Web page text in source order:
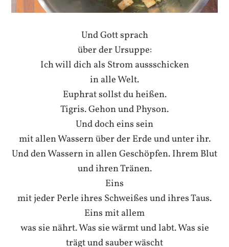
Und Gott sprach
über der Ursuppe:
Ich will dich als Strom aussschicken
in alle Welt.
Euphrat sollst du heißen.
Tigris. Gehon und Physon.
Und doch eins sein
mit allen Wassern über der Erde und unter ihr.
Und den Wassern in allen Geschöpfen. Ihrem Blut
und ihren Tränen.
Eins
mit jeder Perle ihres Schweißes und ihres Taus.
Eins mit allem
was sie nährt. Was sie wärmt und labt. Was sie
trägt und sauber wäscht